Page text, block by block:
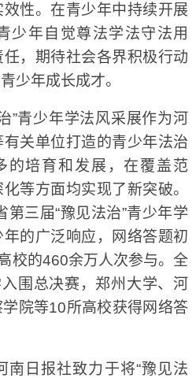
性。在青少年中持续开展
少年自觉尊法学法守法用
，期待社会各界积极行动
少年成长成才。
青少年学法风采展作为河
关单位打造的青少年法治
的培育和发展，在覆盖范
等方面均实现了新突破。
三届“豫见法治”青少年学
的广泛响应，网络答题初
校的460余万人次参与。全
围总决赛，郑州大学、河
院等10所高校获得网络答
日报社致力于将“豫见法